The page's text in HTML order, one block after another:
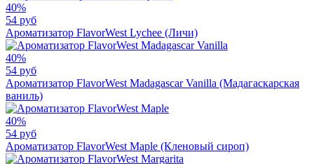
40%
54 руб
Ароматизатор FlavorWest Lychee (Личи)
40%
54 руб
Ароматизатор FlavorWest Madagascar Vanilla (Мадагаскарская
ваниль)
40%
54 руб
Ароматизатор FlavorWest Maple (Кленовый сироп)